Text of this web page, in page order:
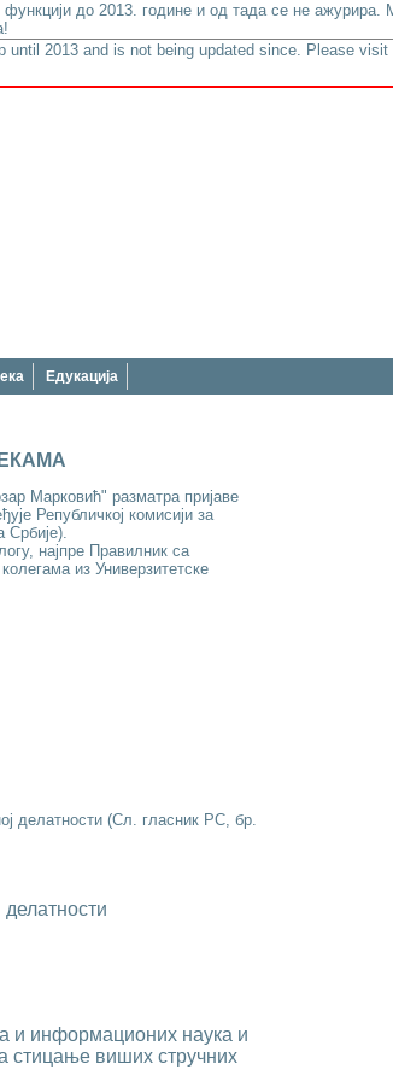
у функцији до 2013. године и од тада се не
until 2013 and is not being updated since. Please visit
Едукација
Марковић" разматра пријаве
Републичкој комисији за
Србије).
најпре Правилник са
из Универзитетске
делатности (Сл. гласник РС, бр.
и информационих наука и
стицање виших стручних